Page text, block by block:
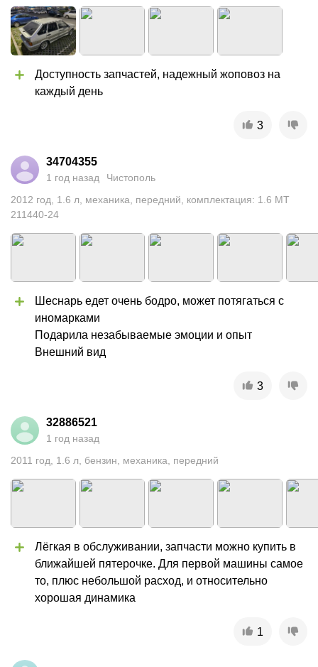
Доступность запчастей, надежный жоповоз на
каждый день
3
34704355
1 год назад
Чистополь
2012 год 1.6 л механика передний
комплектация: 1.6 MT
211440-24
Шеснарь едет очень бодро, может потягаться с
иномарками
Подарила незабываемые эмоции и опыт
Внешний вид
3
32886521
1 год назад
2011 год 1.6 л бензин механика передний
Лёгкая в обслуживании, запчасти можно купить в
ближайшей пятерочке. Для первой машины самое
то, плюс небольшой расход, и относительно
хорошая динамика
1